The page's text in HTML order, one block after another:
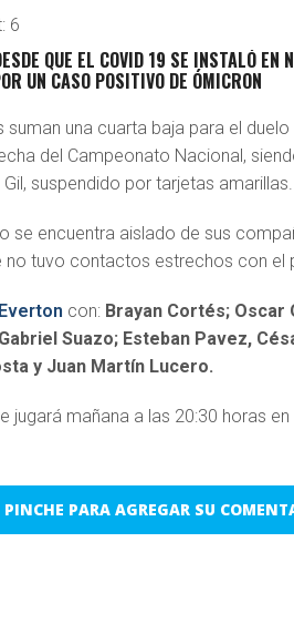
6
QUE EL COVID 19 SE INSTALÓ EN
UN CASO POSITIVO DE ÓMICRON
suman una cuarta baja para el
del Campeonato Nacional,
suspendido por tarjetas amarillas.
se encuentra aislado de sus
no tuvo contactos estrechos con el
Everton con: Brayan Cortés; Oscar
Suazo; Esteban Pavez,
y Juan Martín Lucero.
jugará mañana a las 20:30 horas
PINCHE PARA AGREGAR SU